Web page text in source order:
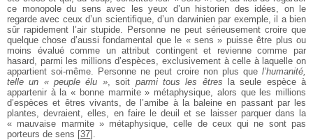
ce monopole du sens avec les yeux d’un historien des idées, on le
regarde avec ceux d’un scientifique, d’un darwinien par exemple, il a bien
sûr rapidement l’air stupide. Personne ne peut sérieusement croire que
quelque chose d’aussi fondamental que le « sens » puisse être plus ou
moins évalué comme un attribut contingent et revienne comme par
hasard, parmi les millions d’espèces, exclusivement à celle à laquelle on
appartient soi-même. Personne ne peut croire non plus que l’humanité,
telle un « peuple élu », soit parmi tous les êtres la seule espèce à
appartenir à la « bonne marmite » métaphysique, alors que les millions
d’espèces et êtres vivants, de l’amibe à la baleine en passant par les
plantes, devraient, elles, en faire le deuil et se laisser parquer dans la
« mauvaise marmite » métaphysique, celle de ceux qui ne sont pas
porteurs de sens [37]